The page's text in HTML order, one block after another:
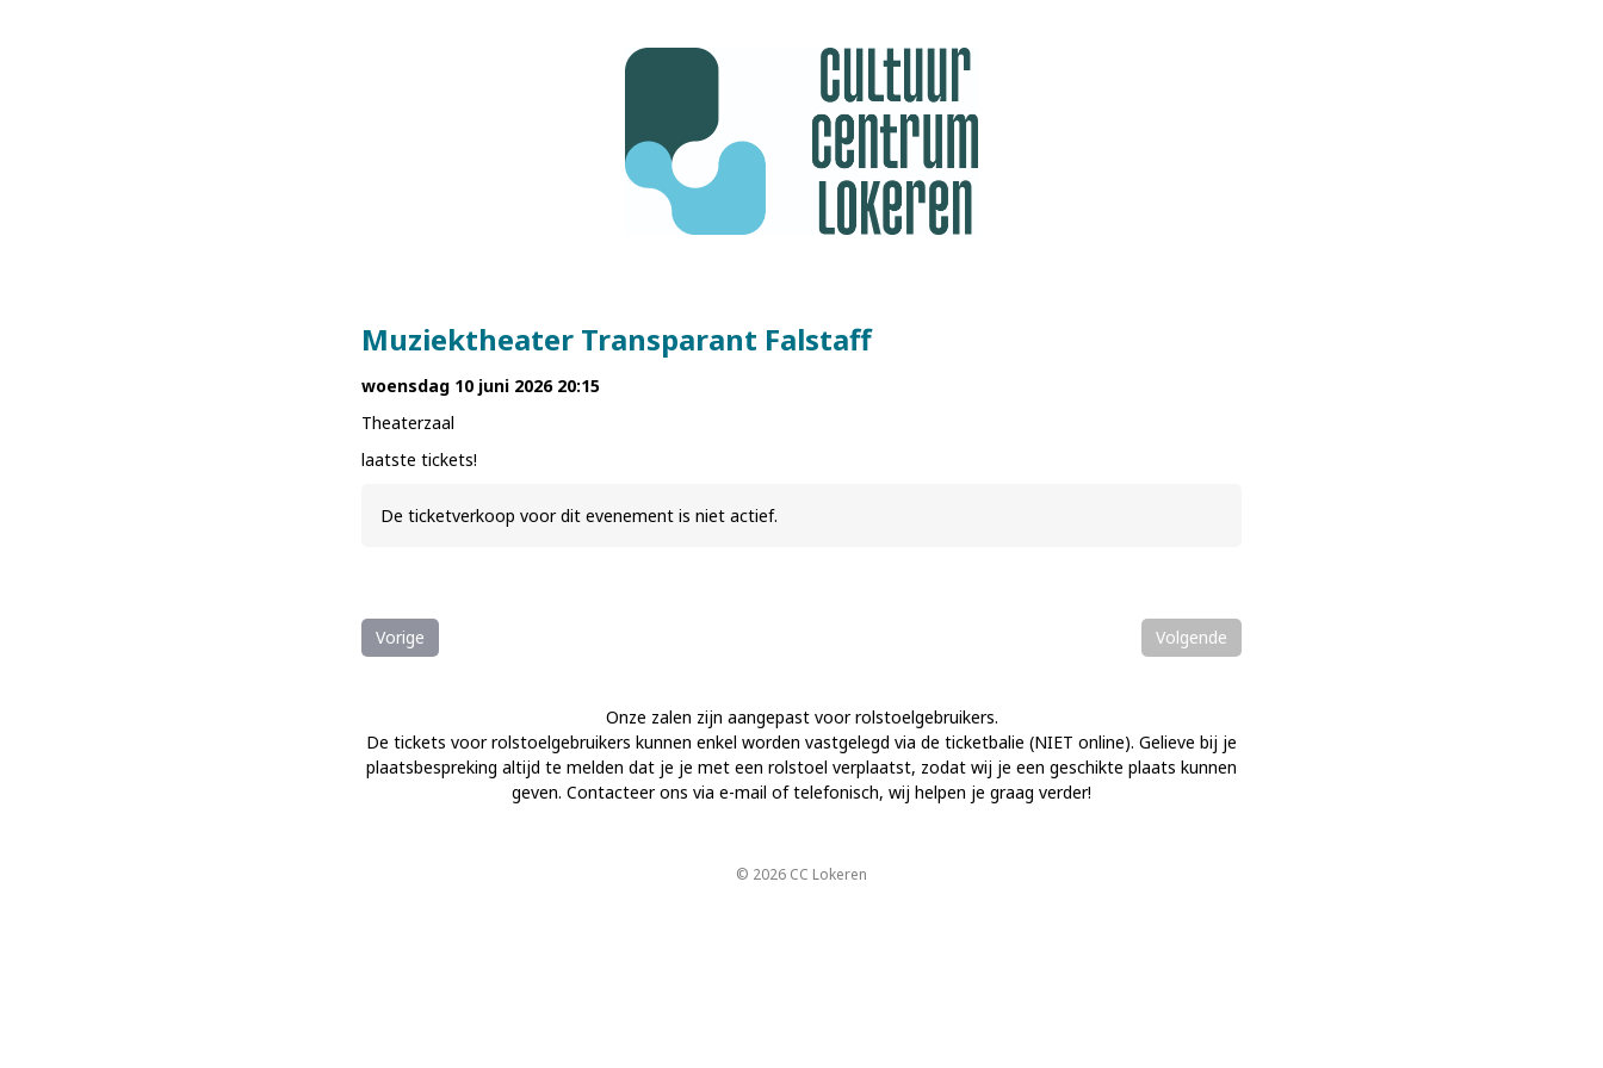
Muziektheater Transparant Falstaff
woensdag 10 juni 2026 20:15
Theaterzaal
laatste tickets!
De ticketverkoop voor dit evenement is niet actief.
Vorige Volgende
Onze zalen zijn aangepast voor rolstoelgebruikers.
De tickets voor rolstoelgebruikers kunnen enkel worden vastgelegd via de ticketbalie (NIET online). Gelieve bij je
plaatsbespreking altijd te melden dat je je met een rolstoel verplaatst, zodat wij je een geschikte plaats kunnen
geven. Contacteer ons via e-mail of telefonisch, wij helpen je graag verder!
© 2026 CC Lokeren